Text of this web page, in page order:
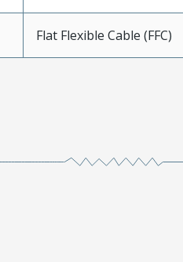
Flat Flexible Cable (FFC)